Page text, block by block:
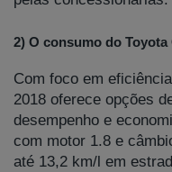
2) O consumo do
Com foco em
2018 oferece opções
desempenho e
com motor 1.8 e
até 13,2 km/l em